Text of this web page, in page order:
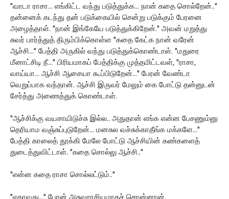
"வாடா ராசா... எங்கிட்ட வந்து படுத்துக்க... நான் கதை சொல்றேன்.."
தன்னைக் கடந்து தன் படுக்கையில் சென்று படுக்கும் பேரனை
அழைத்தாள். "நான் இங்கேயே படுத்துக்கிறேன்." அவன் மறுத்து
சுவர் பார்த்துத் திரும்பிக்கொள்ள "கதை கேட்க நான் வரேன்
ஆச்சி..." பேத்தி அருகில் வந்து படுத்துக்கொண்டாள். "மதுரை
மீனாட்சிடி நீ..." பிரியமாகப் பேத்திக்கு முத்தமிட்டவள், "ராசா,
வாய்யா... ஆச்சி ஆசையா கூப்பிடுறேன்..." பேரன் வேண்டா
வெறுப்பாக வந்தான். ஆச்சி இருவர் மேலும் கை போட்டு தன்னுடன்
சேர்த்து அணைத்துக் கொண்டாள்.
"ஆச்சிக்கு வயசாயிடுச்சு இல்ல.. அதுதான் எங்க என்ன பேசணும்னு
தெரியாம வஞ்சுப்புடுறேன்... மனசுல வச்சுக்காதீங்க மக்களே..."
பேத்தி காலைத் தூக்கி மேலே போட்டு ஆச்சியின் கண்களைத்
துடைத்துவிட்டாள். "கதை சொல்லு ஆச்சி.."
"என்ன கதை ராசா சொல்லட்டும்.."